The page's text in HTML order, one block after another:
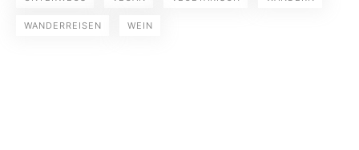
WANDERREISEN WEIN